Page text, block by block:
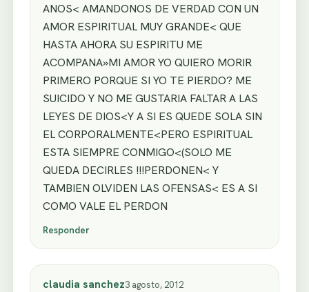
ANOS< AMANDONOS DE VERDAD CON UN
AMOR ESPIRITUAL MUY GRANDE< QUE
HASTA AHORA SU ESPIRITU ME
ACOMPANA»MI AMOR YO QUIERO MORIR
PRIMERO PORQUE SI YO TE PIERDO? ME
SUICIDO Y NO ME GUSTARIA FALTAR A LAS
LEYES DE DIOS<Y A SI ES QUEDE SOLA SIN
EL CORPORALMENTE<PERO ESPIRITUAL
ESTA SIEMPRE CONMIGO<(SOLO ME
QUEDA DECIRLES !!!PERDONEN< Y
TAMBIEN OLVIDEN LAS OFENSAS< ES A SI
COMO VALE EL PERDON
Responder
claudia sanchez3 agosto, 2012